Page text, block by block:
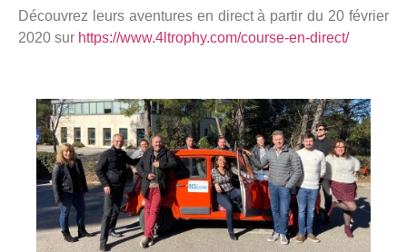
Découvrez leurs aventures en direct à partir du 20 février
2020 sur https://www.4ltrophy.com/course-en-direct/